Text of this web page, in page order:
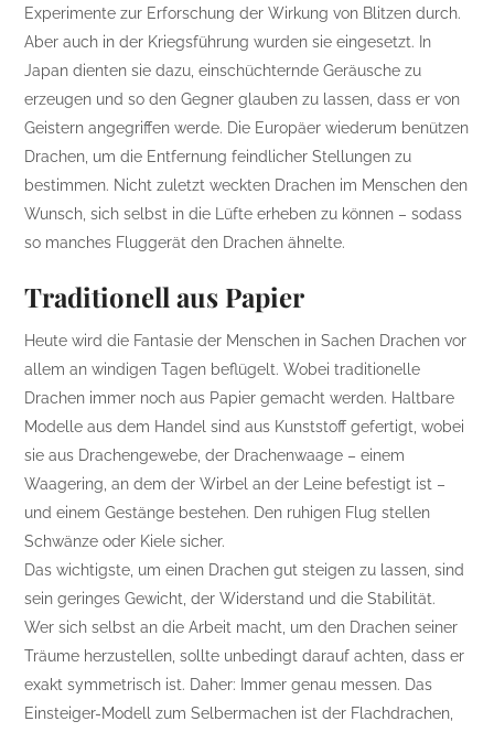
Experimente zur Erforschung der Wirkung von Blitzen durch.
Aber auch in der Kriegsführung wurden sie eingesetzt. In
Japan dienten sie dazu, einschüchternde Geräusche zu
erzeugen und so den Gegner glauben zu lassen, dass er von
Geistern angegriffen werde. Die Europäer wiederum benützen
Drachen, um die Entfernung feindlicher Stellungen zu
bestimmen. Nicht zuletzt weckten Drachen im Menschen den
Wunsch, sich selbst in die Lüfte erheben zu können – sodass
so manches Fluggerät den Drachen ähnelte.
Traditionell aus Papier
Heute wird die Fantasie der Menschen in Sachen Drachen vor
allem an windigen Tagen beflügelt. Wobei traditionelle
Drachen immer noch aus Papier gemacht werden. Haltbare
Modelle aus dem Handel sind aus Kunststoff gefertigt, wobei
sie aus Drachengewebe, der Drachenwaage – einem
Waagering, an dem der Wirbel an der Leine befestigt ist –
und einem Gestänge bestehen. Den ruhigen Flug stellen
Schwänze oder Kiele sicher.
Das wichtigste, um einen Drachen gut steigen zu lassen, sind
sein geringes Gewicht, der Widerstand und die Stabilität.
Wer sich selbst an die Arbeit macht, um den Drachen seiner
Träume herzustellen, sollte unbedingt darauf achten, dass er
exakt symmetrisch ist. Daher: Immer genau messen. Das
Einsteiger-Modell zum Selbermachen ist der Flachdrachen,